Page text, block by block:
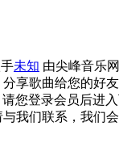
未知 由尖峰音乐
享歌曲给您的好
您登录会员后进
我们联系，我们